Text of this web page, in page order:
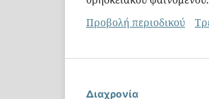
Προβολή περιοδικού
Διαχρονία